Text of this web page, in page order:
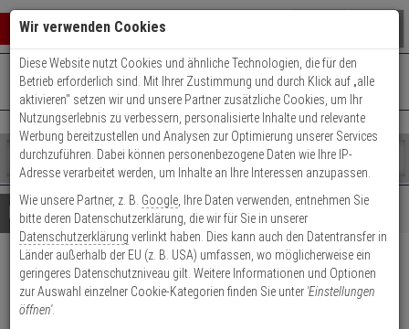
Warenkorb schließen
0 ARTIKEL IM WARENKORB
Ihr Warenkorb ist momentan leer.
Ergebnisse ()
Fertig
Shop
durchsuchen
Bitte
geben
Sie
mindestens
Zeichen
ein,
um
Es
wurde
noch
Kategorien
Suche
gestartet
+49 (0)821 899 493-0Mo. - Do.: 8:00 - 16:30 | Fr.: 8:00 - 14:00 Uhr
Kontaktservice nutzen
Details Beratung
Abus Bravus 3000
Halbzylinder 35/10 vs. 3 Schl.
Wir verwenden Cookies
Diese Website nutzt Cookies und ähnliche Technologien, die für den
Betrieb erforderlich sind. Mit Ihrer Zustimmung und durch Klick auf „alle
aktivieren“ setzen wir und unsere Partner zusätzliche Cookies, um Ihr
Nutzungserlebnis zu verbessern, personalisierte Inhalte und relevante
Werbung bereitzustellen und Analysen zur Optimierung unserer Services
durchzuführen. Dabei können personenbezogene Daten wie Ihre IP-
Adresse verarbeitet werden, um Inhalte an Ihre Interessen anzupassen.
Wie unsere Partner, z. B. Google , Ihre Daten verwenden, entnehmen Sie
bitte deren Datenschutzerklärung, die wir für Sie in unserer
Datenschutzerklärung verlinkt haben. Dies kann auch den Datentransfer in
Länder außerhalb der EU (z. B. USA) umfassen, wo möglicherweise ein
geringeres Datenschutzniveau gilt. Weitere Informationen und Optionen
zur Auswahl einzelner Cookie-Kategorien finden Sie unter 'Einstellungen
öffnen'.